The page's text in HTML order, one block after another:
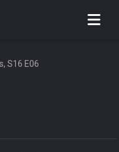
ar ikdienas
S16 E06